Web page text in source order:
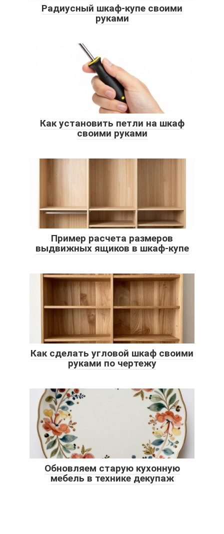
Радиусный шкаф-купе своими
руками
Как установить петли на шкаф
своими руками
Пример расчета размеров
выдвижных ящиков в шкаф-купе
Как сделать угловой шкаф своими
руками по чертежу
Обновляем старую кухонную
мебель в технике декупаж